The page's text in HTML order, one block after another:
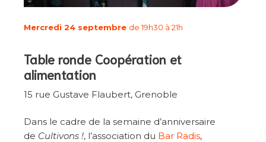
Mercredi 24 septembre de 19h30 à 21h
Table ronde Coopération et
alimentation
15 rue Gustave Flaubert, Grenoble
Dans le cadre de la semaine d’anniversaire
de Cultivons !, l’association du Bar Radis,